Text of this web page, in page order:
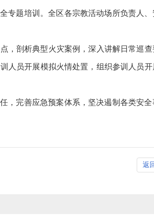
专题培训。全区各宗教活动场所负责人、
，剖析典型火灾案例，深入讲解日常巡查
人员开展模拟火情处置，组织参训人员开
，完善应急预案体系，坚决遏制各类安
返